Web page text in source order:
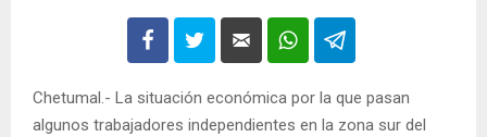
Chetumal.- La situación económica por la que pasan
algunos trabajadores independientes en la zona sur del